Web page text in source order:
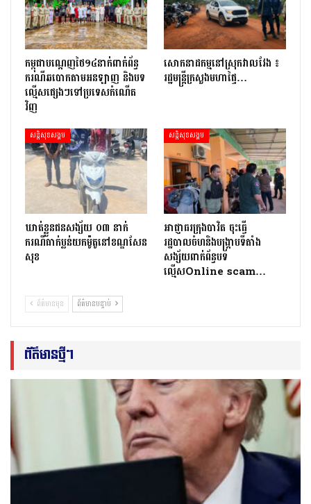
កម្ពុជាបណ្ដេញថៃ១៤នាក់ពាក់ព័ន្ធ
ករណីឆបោកតាមអនឡាញ និងបទ
ល្មើសផ្សេងៗទៅប្រទេសកំណើត
វិញ
សោកនាដកម្ម​នៅ​ស្រុក​វាល​វែង ៖
រដ្ឋមន្ត្រី​ក្រសួងមហាផ្ទៃ…
សន្តិសុខសង្គម
ឃាត់ខ្លួនជនសង្ស័យ ០៣ នាក់
ករណីធាក់ប្លន់យកម៉ូតូនៅខណ្ឌសែន
សុខ
សន្តិសុខសង្គម
អាជ្ញាធរក្រុងបាវិត ចុះធើ្វ
រដ្ឋបាលចំហនិងបង្ក្រាបទីតាំង
សង្ស័យពាក់ព័ន្ធបទ
ល្មើសOnline scam…
ព័ត៌មានមុន ព័ត៌មានបន្ទាប់
ព័ត៌មានថ្មីៗ